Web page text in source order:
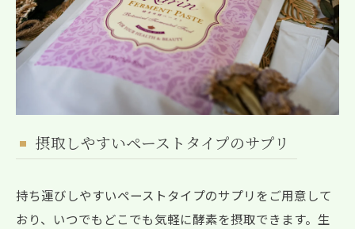
摂取しやすいペーストタイプのサプリ
持ち運びしやすいペーストタイプのサプリをご用意して
おり、いつでもどこでも気軽に酵素を摂取できます。生